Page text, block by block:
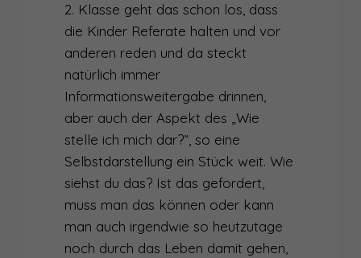
2. Klasse geht das schon los, dass
die Kinder Referate halten und vor
anderen reden und da steckt
natürlich immer
Informationsweitergabe drinnen,
aber auch der Aspekt des „Wie
stelle ich mich dar?“, so eine
Selbstdarstellung ein Stück weit. Wie
siehst du das? Ist das gefordert,
muss man das können oder kann
man auch irgendwie so heutzutage
noch durch das Leben damit gehen,